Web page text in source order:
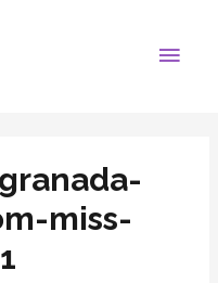
miss-